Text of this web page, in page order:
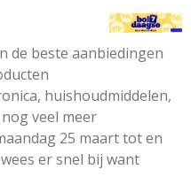
de beste aanbiedingen
huishoudmiddelen,
veel meer
25 maart tot en
er snel bij want